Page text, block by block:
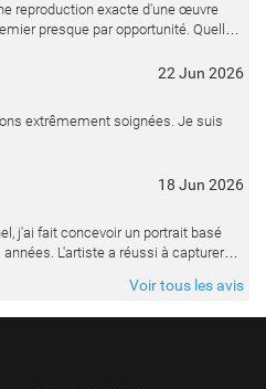
reproduction exacte d'une œuvre
presque par opportunité. Quelle
22 Jun 2026
extrêmement soignées. Je suis
18 Jun 2026
j'ai fait concevoir un portrait basé
à capturer
Voir tous les avis